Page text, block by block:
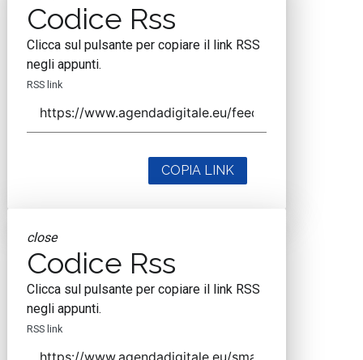
Codice Rss
Clicca sul pulsante per copiare il link RSS
negli appunti.
RSS link
COPIA LINK
close
Codice Rss
Clicca sul pulsante per copiare il link RSS
negli appunti.
RSS link